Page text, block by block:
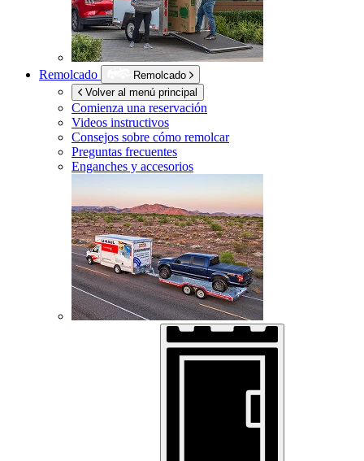
Remolcado
Remolcado
Volver al menú principal
Comienza una reservación
Videos instructivos
Consejos sobre cómo remolcar
Preguntas frecuentes
Enganches y accesorios